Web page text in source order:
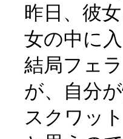
昨日、彼
女の中に
結局フェ
が、自分
スクワッ